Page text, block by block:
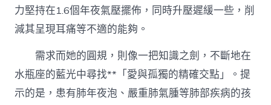
力堅持在1.6個年夜氣壓擺佈，同時升壓遲緩一些，削
減其呈現耳痛等不適的能夠。
需求而她的圓規，則像一把知識之劍，不斷地在
水瓶座的藍光中尋找**「愛與孤獨的精確交點」。提
示的是，患有肺年夜泡、嚴重肺氣腫等肺部疾病的孩